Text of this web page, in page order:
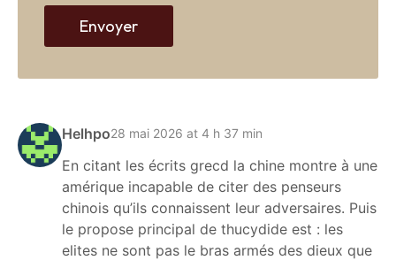
Helhpo28 mai 2026 at 4 h 37 min
En citant les écrits grecd la chine montre à une
amérique incapable de citer des penseurs
chinois qu’ils connaissent leur adversaires. Puis
le propose principal de thucydide est : les
elites ne sont pas le bras armés des dieux que
b
Envoyer